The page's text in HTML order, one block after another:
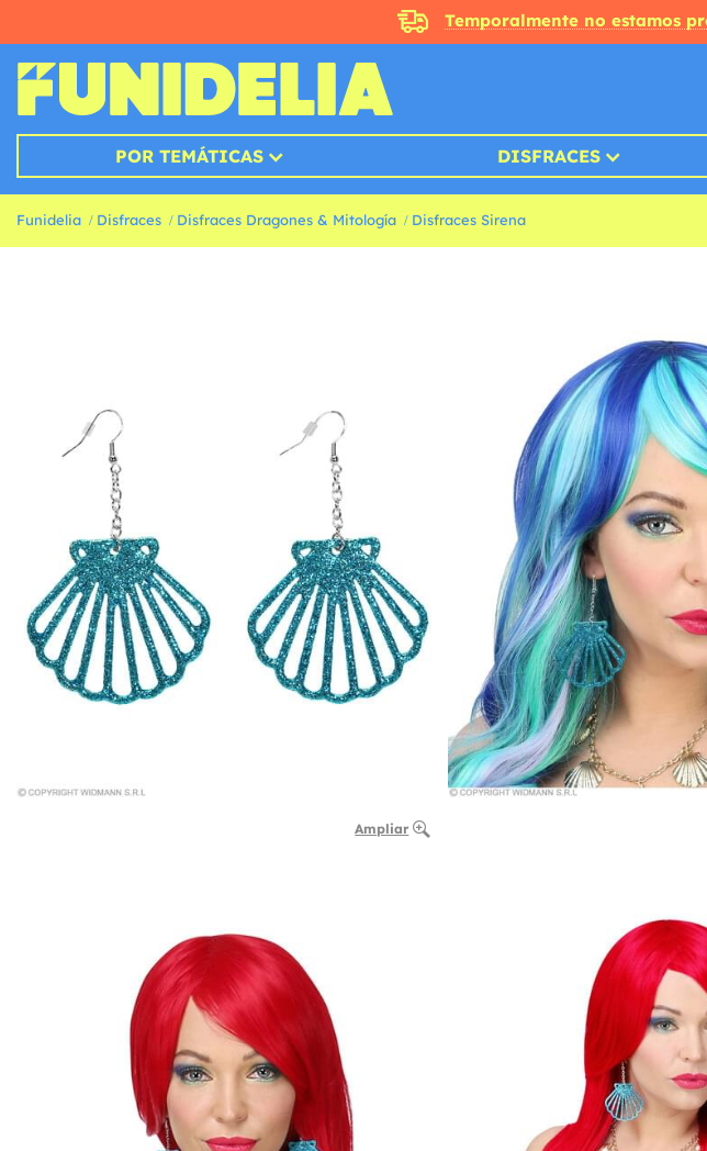
Temporalmente no estamos
POR TEMÁTICAS DISFRACES
Funidelia Disfraces Disfraces Dragones & Mitología Disfraces Sirena
Ampliar